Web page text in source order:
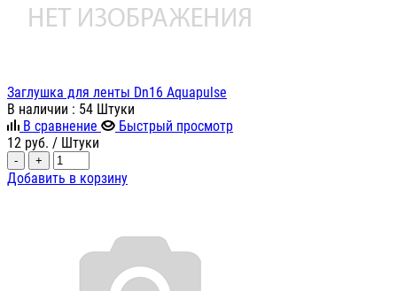
Заглушка для ленты Dn16 Aquapulse
В наличии : 54 Штуки
В сравнение
Быстрый просмотр
12 руб. / Штуки
- +
Добавить в корзину